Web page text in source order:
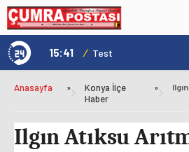
Genç Kültür Kart ile Konya'da Üniversite Yaşamı Daha Avantajlı 15:41 / Test
Anasayfa »
Konya İlçe
Haber
»
Ilgın Atıksu